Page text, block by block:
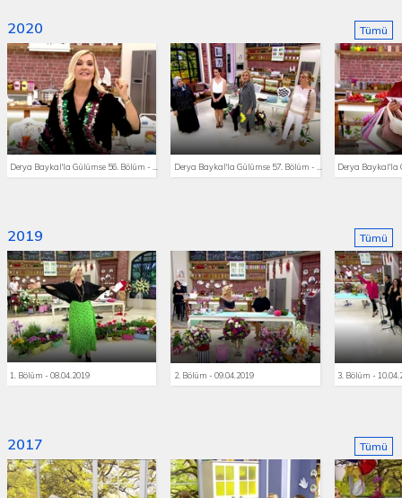
2020 Tümü
2019
1. Bölüm - 08.04.2019 2. Bölüm - 09.04.2019 3. Bölüm -
Tümü
2017 Tümü